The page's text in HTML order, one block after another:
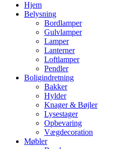
Hjem
Belysning
Bordlamper
Gulvlamper
Lamper
Lanterner
Loftlamper
Pendler
Boligindretning
Bakker
Hylder
Knager & Bøjler
Lysestager
Opbevaring
Vægdecoration
Møbler